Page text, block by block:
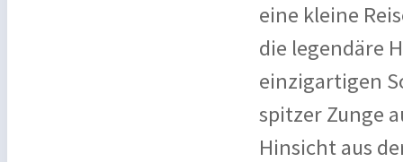
eine kleine
die legendäre
einzigartigen
spitzer Zunge
Hinsicht aus